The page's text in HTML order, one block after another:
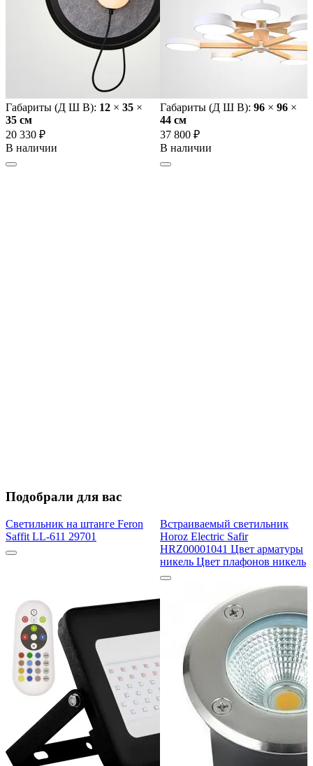
Габариты (Д Ш В): 12 × 35 ×
35 cм
20 330 ₽
В наличии
Габариты (Д Ш В): 96 × 96 ×
44 cм
37 800 ₽
В наличии
Подобрали для вас
Светильник на штанге Feron
Saffit LL-611 29701
Встраиваемый светильник
Horoz Electric Safir
HRZ00001041 Цвет арматуры
никель Цвет плафонов никель